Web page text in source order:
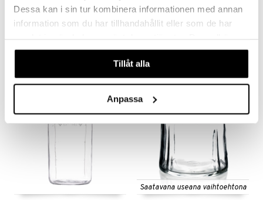
Dessa kan i sin tur kombinera informationen med annan
information som du har tillhandahållit eller som de har
våra cookies vid fortsatt användande av vår webbplats.
Tillåt alla
Anpassa
Bella Leipälaatikko
DORRE
Fermentointisetti
KILNER
Saatavana useana vaihtoehtona